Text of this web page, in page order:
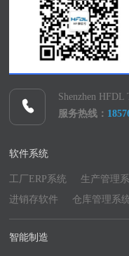
Shenzhen HFDL
服务热线：
软件系统
工厂ERP系统 生产管理
进销存软件
仓库管理系
智能制造